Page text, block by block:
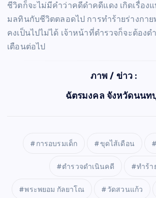
ชีวิตก็จะไม่มีคำว่าคดีดำคดีแดง เกิดเรื่อง
มลทินกับชีวิตตลอดไป การทำร้ายร่างกาย
คงเป็นไปไม่ได้ เจ้าหน้าที่ตำรวจก็จะต้องด
เตือนต่อไป
ภาพ / ข่าว :
ฉัตรมงคล จังหวัดนนท
การอบรมเด็ก ขุดไส้เดือน
ตำรวจดำเนินคดี ทำร้า
พระพยอม กัลยาโณ วัดสวนแก้ว